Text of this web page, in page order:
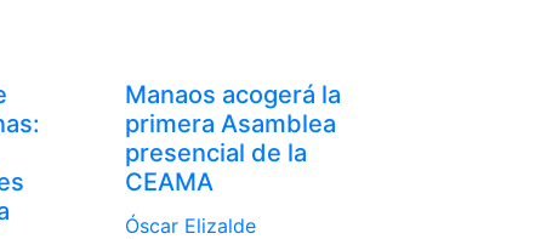
Manaos acogerá la
primera Asamblea
presencial de la
CEAMA
Óscar Elizalde